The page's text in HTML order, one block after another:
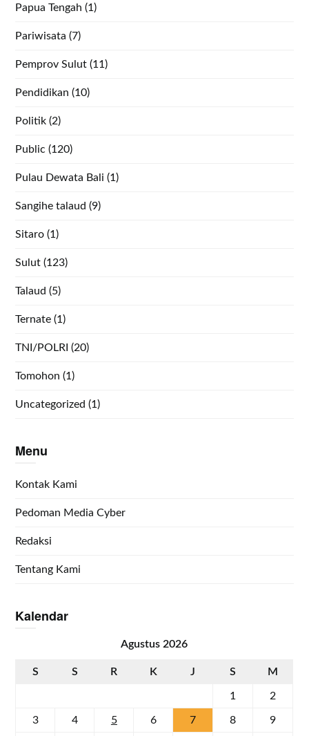
Papua Tengah (1)
Pariwisata (7)
Pemprov Sulut (11)
Pendidikan (10)
Politik (2)
Public (120)
Pulau Dewata Bali (1)
Sangihe talaud (9)
Sitaro (1)
Sulut (123)
Talaud (5)
Ternate (1)
TNI/POLRI (20)
Tomohon (1)
Uncategorized (1)
Menu
Kontak Kami
Pedoman Media Cyber
Redaksi
Tentang Kami
Kalendar
Agustus 2026
S S R K J S M
1 2
3 4 5 6 7 8 9